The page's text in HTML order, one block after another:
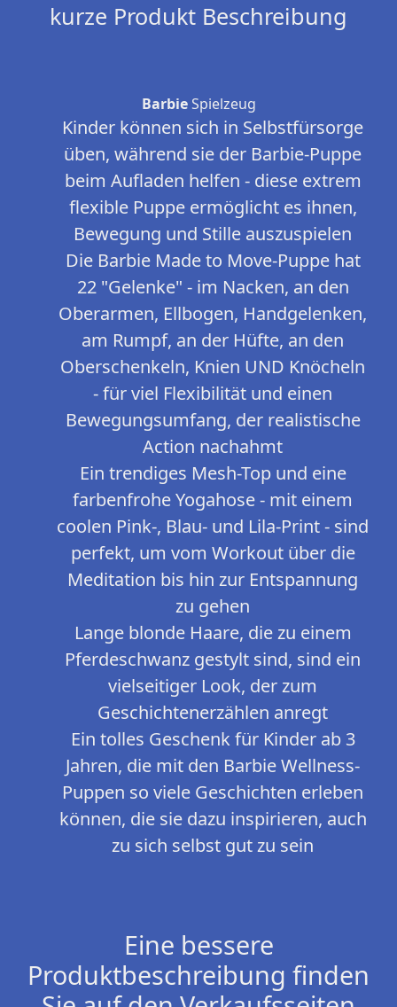
kurze Produkt Beschreibung
BarbieSpielzeug
Kinder können sich in Selbstfürsorge
üben, während sie der Barbie-Puppe
beim Aufladen helfen - diese extrem
flexible Puppe ermöglicht es ihnen,
Bewegung und Stille auszuspielen
Die Barbie Made to Move-Puppe hat
22 "Gelenke" - im Nacken, an den
Oberarmen, Ellbogen, Handgelenken,
am Rumpf, an der Hüfte, an den
Oberschenkeln, Knien UND Knöcheln
- für viel Flexibilität und einen
Bewegungsumfang, der realistische
Action nachahmt
Ein trendiges Mesh-Top und eine
farbenfrohe Yogahose - mit einem
coolen Pink-, Blau- und Lila-Print - sind
perfekt, um vom Workout über die
Meditation bis hin zur Entspannung
zu gehen
Lange blonde Haare, die zu einem
Pferdeschwanz gestylt sind, sind ein
vielseitiger Look, der zum
Geschichtenerzählen anregt
Ein tolles Geschenk für Kinder ab 3
Jahren, die mit den Barbie Wellness-
Puppen so viele Geschichten erleben
können, die sie dazu inspirieren, auch
zu sich selbst gut zu sein
Eine bessere
Produktbeschreibung finden